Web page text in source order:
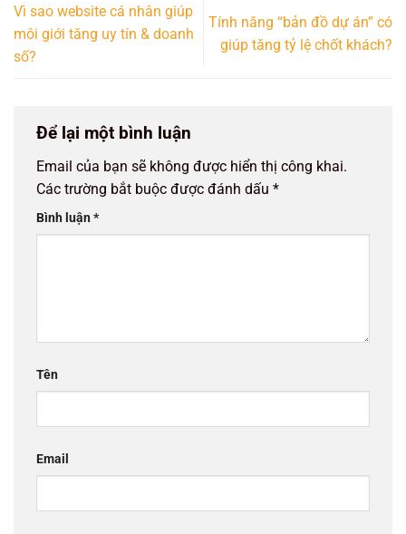
Vì sao website cá nhân giúp
môi giới tăng uy tín & doanh
số?
Tính năng “bản đồ dự án” có
giúp tăng tỷ lệ chốt khách?
Để lại một bình luận
Email của bạn sẽ không được hiển thị công khai.
Các trường bắt buộc được đánh dấu *
Bình luận*
Tên
Email